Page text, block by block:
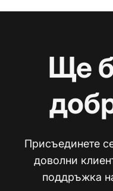
Ще
Присъединете
доволни
поддръжка